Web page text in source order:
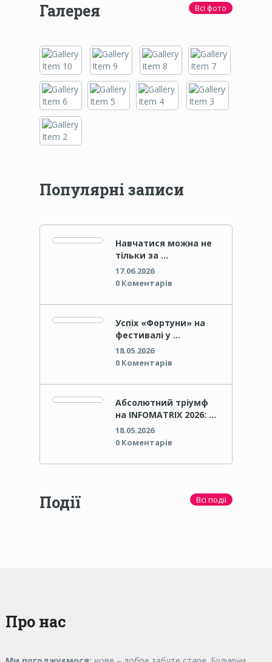
Галерея Всі фото
Популярні записи
Навчатися можна не
тільки за …
17.06.2026
0 Коментарів
Успіх «Фортуни» на
фестивалі у …
18.05.2026
0 Коментарів
Абсолютний тріумф
на INFOMATRIX 2026: …
18.05.2026
0 Коментарів
Події Всі події
Про нас